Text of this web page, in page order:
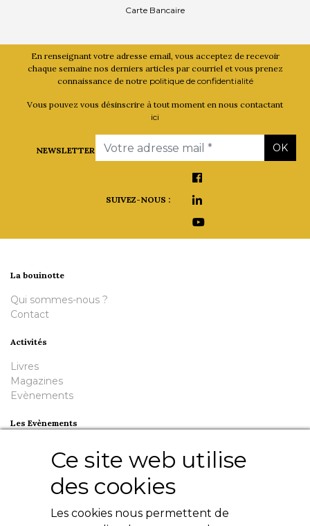
Ce site web utilise
des cookies
Les cookies nous permettent de
Carte Bancaire
En renseignant votre adresse email, vous acceptez de recevoir
chaque semaine nos derniers articles par courriel et vous prenez
connaissance de notre politique de confidentialité
Vous pouvez vous désinscrire à tout moment en nous contactant
ici
NEWSLETTER
Email OK
SUIVEZ-NOUS :
La bouinotte
Qui sommes-nous ?
Contact
Activités
Livres
Magazines
Evènements
Les Evènements
Nuit de la Bouinotte
Besoin d'aide ?